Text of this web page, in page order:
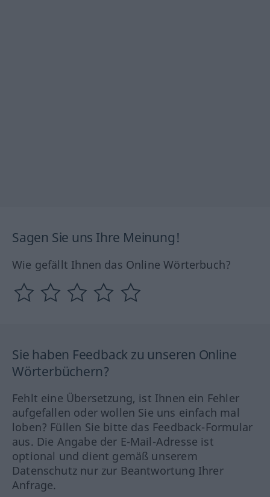
Sagen Sie uns Ihre Meinung!
Wie gefällt Ihnen das Online Wörterbuch?
Sie haben Feedback zu unseren Online
Wörterbüchern?
Fehlt eine Übersetzung, ist Ihnen ein Fehler
aufgefallen oder wollen Sie uns einfach mal
loben? Füllen Sie bitte das Feedback-Formular
aus. Die Angabe der E-Mail-Adresse ist
optional und dient gemäß unserem
Datenschutz nur zur Beantwortung Ihrer
Anfrage.